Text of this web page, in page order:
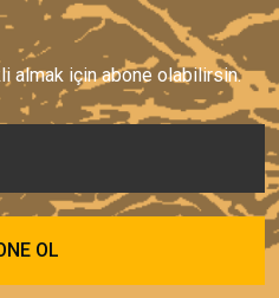
almak için abone olabilirsin.